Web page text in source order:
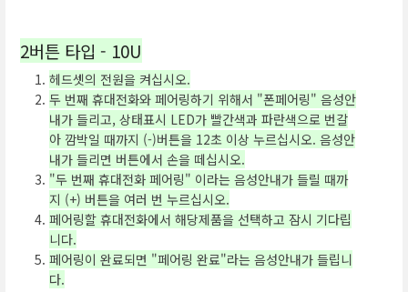
2버튼 타입 - 10U
헤드셋의 전원을 켜십시오.
두 번째 휴대전화와 페어링하기 위해서 "폰페어링" 음성안
내가 들리고, 상태표시 LED가 빨간색과 파란색으로 번갈
아 깜박일 때까지 (-)버튼을 12초 이상 누르십시오. 음성안
내가 들리면 버튼에서 손을 떼십시오.
"두 번째 휴대전화 페어링" 이라는 음성안내가 들릴 때까
지 (+) 버튼을 여러 번 누르십시오.
페어링할 휴대전화에서 해당제품을 선택하고 잠시 기다립
니다.
페어링이 완료되면 "페어링 완료"라는 음성안내가 들립니
다.